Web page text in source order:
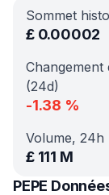
Sommet
£ 0.00002
Changement
(24d)
-1.38 %
Volume, 24h
£ 111 M
PEPE